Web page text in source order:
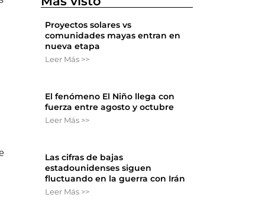
Proyectos solares vs
comunidades mayas entran en
nueva etapa
Leer Más >>
El fenómeno El Niño llega con
fuerza entre agosto y octubre
Leer Más >>
Las cifras de bajas
estadounidenses siguen
fluctuando en la guerra con Irán
Leer Más >>